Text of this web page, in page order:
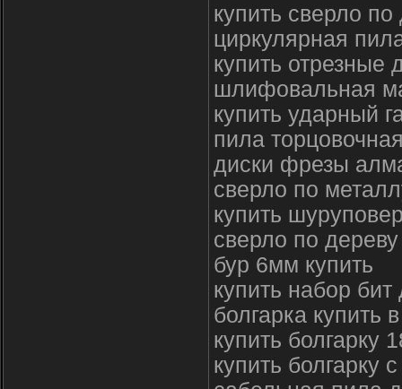
купить сверло
циркулярная
купить отрезные
шлифовальная
купить ударный
пила
диски фрезы
сверло по
купить
сверло по
бур 6мм купить
купить набор
болгарка купить
купить болгарку
купить болгарку